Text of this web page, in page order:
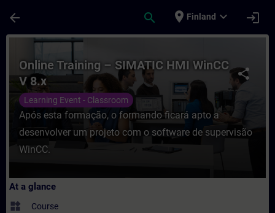
arrow_back search place Finland expand_more login
Course - Online Training – SIMATIC
share
Online Training – SIMATIC HMI WinCC
V 8.x
Learning Event - Classroom
Após esta formação, o formando ficará apto a
desenvolver um projeto com o software de supervisão
WinCC.
At a glance
widgets Course